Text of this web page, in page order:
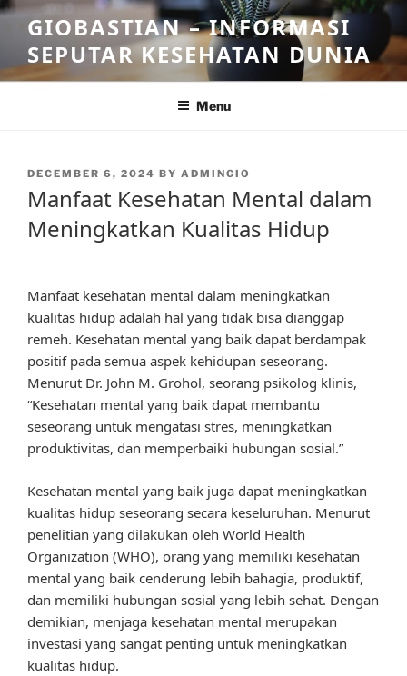
Skip
content
GIOBASTIAN – INFORMASI
SEPUTAR KESEHATAN DUNIA
Menu
POSTED
DECEMBER 6, 2024 BY ADMINGIO
Manfaat Kesehatan Mental dalam
Meningkatkan Kualitas Hidup
Manfaat kesehatan mental dalam meningkatkan
kualitas hidup adalah hal yang tidak bisa dianggap
remeh. Kesehatan mental yang baik dapat berdampak
positif pada semua aspek kehidupan seseorang.
Menurut Dr. John M. Grohol, seorang psikolog klinis,
“Kesehatan mental yang baik dapat membantu
seseorang untuk mengatasi stres, meningkatkan
produktivitas, dan memperbaiki hubungan sosial.”
Kesehatan mental yang baik juga dapat meningkatkan
kualitas hidup seseorang secara keseluruhan. Menurut
penelitian yang dilakukan oleh World Health
Organization (WHO), orang yang memiliki kesehatan
mental yang baik cenderung lebih bahagia, produktif,
dan memiliki hubungan sosial yang lebih sehat. Dengan
demikian, menjaga kesehatan mental merupakan
investasi yang sangat penting untuk meningkatkan
kualitas hidup.